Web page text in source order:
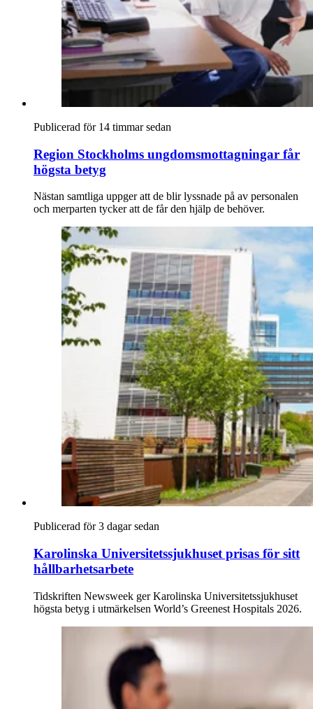
Publicerad för 14 timmar sedan
Region Stockholms ungdomsmottagningar får
högsta betyg
Nästan samtliga uppger att de blir lyssnade på av personalen
och merparten tycker att de får den hjälp de behöver.
Publicerad för 3 dagar sedan
Karolinska Universitetssjukhuset prisas för sitt
hållbarhetsarbete
Tidskriften Newsweek ger Karolinska Universitetssjukhuset
högsta betyg i utmärkelsen World’s Greenest Hospitals 2026.